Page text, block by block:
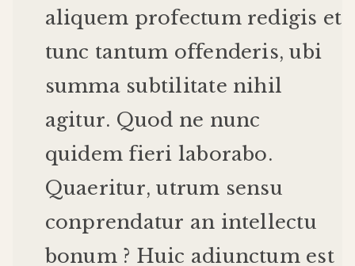
aliquem profectum redigis et
tunc tantum offenderis,ubi
summa subtilitate nihil
agitur. Quod ne nunc
quidem fieri laborabo.
Quaeritur,utrum sensu
conprendatur an intellectu
bonum? Huic adiunctum est